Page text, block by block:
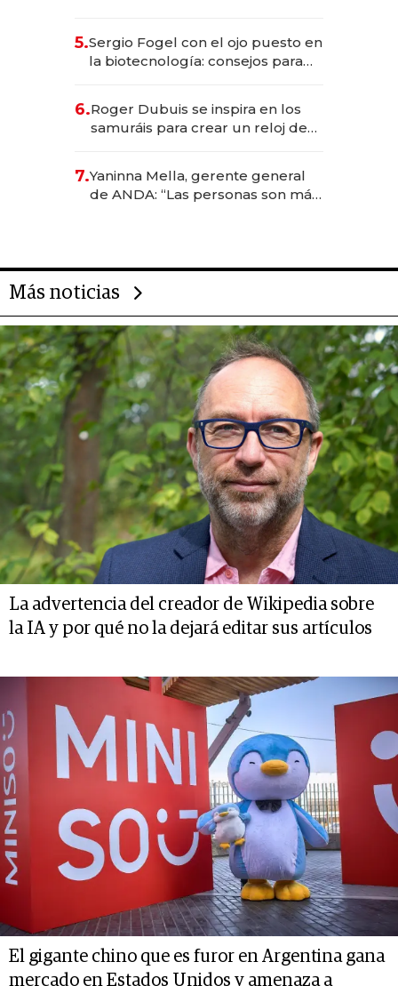
5.Sergio Fogel con el ojo puesto en
la biotecnología: consejos para
6.Roger Dubuis se inspira en los
samuráis para crear un reloj de
7.Yaninna Mella, gerente general
de ANDA: “Las personas son más
Más noticias
La advertencia del creador de Wikipedia sobre
la IA y por qué no la dejará editar sus artículos
El gigante chino que es furor en Argentina gana
mercado en Estados Unidos y amenaza a